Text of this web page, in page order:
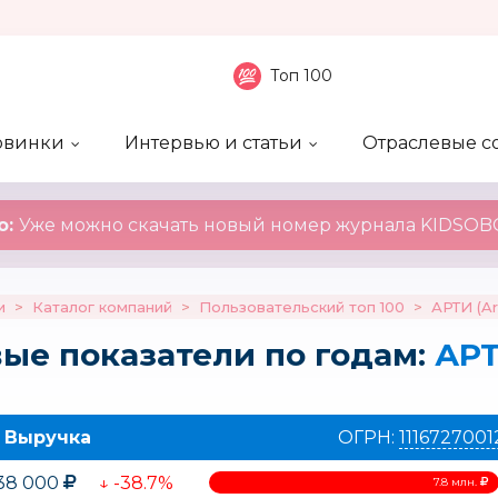
Топ 100
Интервью и статьи
Отраслевые
Уже можно скачать новый номер журнала
> Каталог компаний > Пользовательский топ 100 > АРТИ
показатели по годам:
Выручка ОГРН:
000 ↓ -38.7% 7.8 млн.